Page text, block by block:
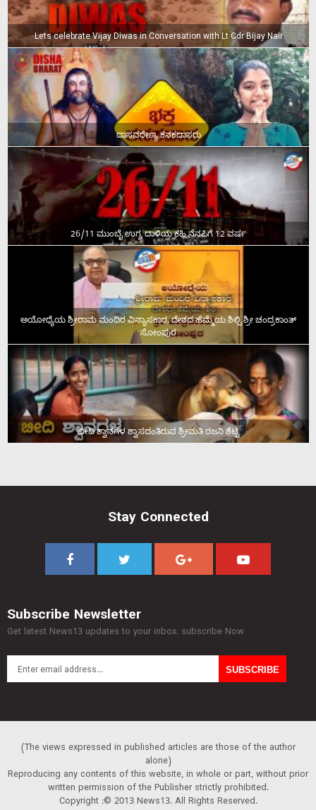
Lets celebrate Vijay Diwas in Conversation with Lt Cdr Bijay Nair
ದಾಸವರೇಣ್ಯ ಕನಕದಾಸರು
26/11 ಮುಂಬೈ ಉಗ್ರ ದಾಳಿಯ ಕಹಿ ನೆನಪಿಗೆ 12 ವರ್ಷ
ಅಯೋಧ್ಯೆಯ ಶ್ರೀರಾಮ ಮಂದಿರ ವಿನ್ಯಾಸಕಾರ, ದೇಶದ ಹೆಮ್ಮೆಯ ಶಿಲ್ಪಿ ಶ್ರೀ ಚಂದ್ರಕಾಂತ್‌
ಸೋಂಪುರ
ಬೀದಿ ಶ್ವಾನಗಳ ಶ್ವಾಸದಂತಿರುವ ಶ್ರೀಮತಿ ರಜನಿ ಶೆಟ್ಟಿ
Stay Connected
Subscribe Newsletter
Get latest News13 updates to your inbox. subscribe Now
(The views expressed in published articles are those of the author
alone)
Reproducing any contents of this website, in whole or part, without prior
written permission of the Publisher strictly prohibited.
Copyright :© 2013 News13. All Rights Reserved.